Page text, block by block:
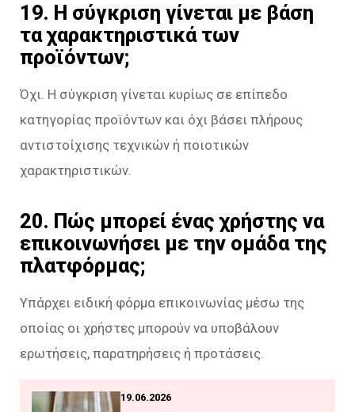
19. Η σύγκριση γίνεται με βάση
τα χαρακτηριστικά των
προϊόντων;
Όχι. Η σύγκριση γίνεται κυρίως σε επίπεδο
κατηγορίας προϊόντων και όχι βάσει πλήρους
αντιστοίχισης τεχνικών ή ποιοτικών
χαρακτηριστικών.
20. Πώς μπορεί ένας χρήστης να
επικοινωνήσει με την ομάδα της
πλατφόρμας;
Υπάρχει ειδική φόρμα επικοινωνίας μέσω της
οποίας οι χρήστες μπορούν να υποβάλουν
ερωτήσεις, παρατηρήσεις ή προτάσεις.
19.06.2026